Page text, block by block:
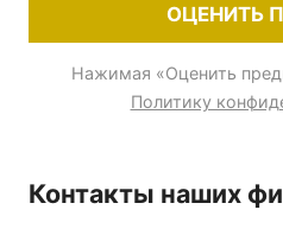
ОЦЕНИТЬ
Нажимая «Оценить
Политику
Контакты наших